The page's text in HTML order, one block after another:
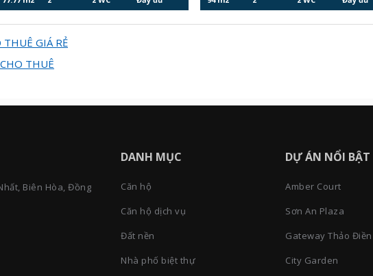
GIÁ RẺ
THUÊ
Biên Hòa, Đồng
DANH MỤC
Căn hộ
Căn hộ dịch vụ
Đất nền
Nhà phố biệt thự
DỰ ÁN NỔI BẬT
Amber Court
Sơn An Plaza
Gateway Thảo Điền
City Garden